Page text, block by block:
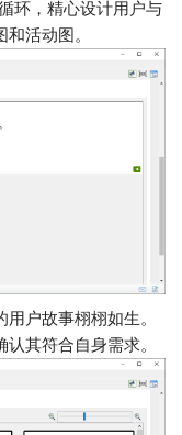
环，精心设计用户与
活动图。
户故事栩栩如生。
其符合自身需求。